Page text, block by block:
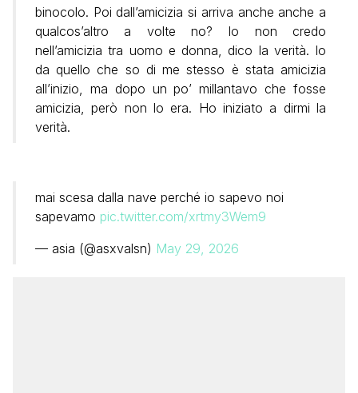
binocolo. Poi dall’amicizia si arriva anche anche a
qualcos’altro a volte no? Io non credo
nell’amicizia tra uomo e donna, dico la verità. Io
da quello che so di me stesso è stata amicizia
all’inizio, ma dopo un po’ millantavo che fosse
amicizia, però non lo era. Ho iniziato a dirmi la
verità.
mai scesa dalla nave perché io sapevo noi
sapevamo pic.twitter.com/xrtmy3Wem9
— asia (@asxvalsn) May 29, 2026